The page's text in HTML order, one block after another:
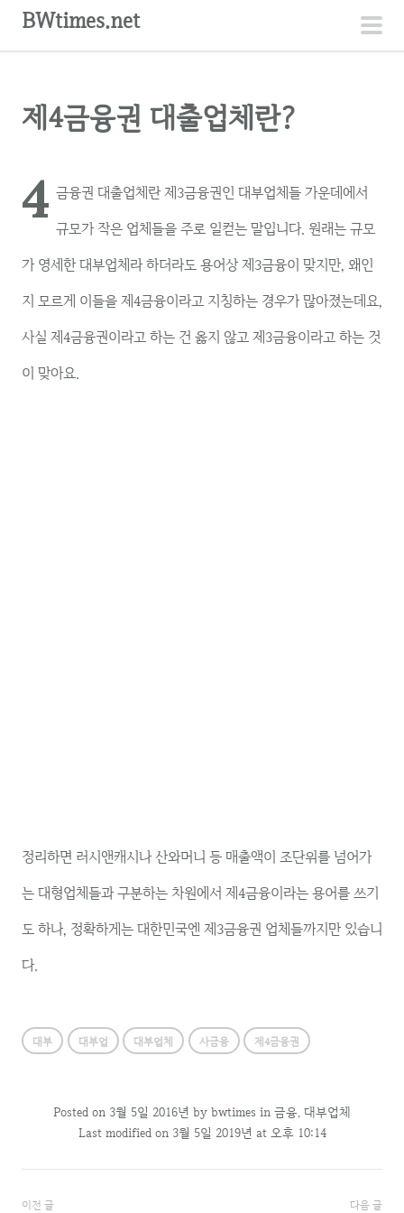
주
BWtimes.net
제4금융권 대출업체란?
4 금융권 대출업체란 제3금융권인 대부업체들 가운데에서
규모가 작은 업체들을 주로 일컫는 말입니다. 원래는 규모
가 영세한 대부업체라 하더라도 용어상 제3금융이 맞지만, 왜인
지 모르게 이들을 제4금융이라고 지칭하는 경우가 많아졌는데요,
사실 제4금융권이라고 하는 건 옳지 않고 제3금융이라고 하는 것
이 맞아요.
정리하면 러시앤캐시나 산와머니 등 매출액이 조단위를 넘어가
는 대형업체들과 구분하는 차원에서 제4금융이라는 용어를 쓰기
도 하나, 정확하게는 대한민국엔 제3금융권 업체들까지만 있습니
다.
대부 대부업 대부업체 사금융 제4금융권
Posted on 3월 5일 2016년 by bwtimes in 금융 대부업체
Last modified on 3월 5일 2019년 at 오후 10:14
이전 글 다음 글